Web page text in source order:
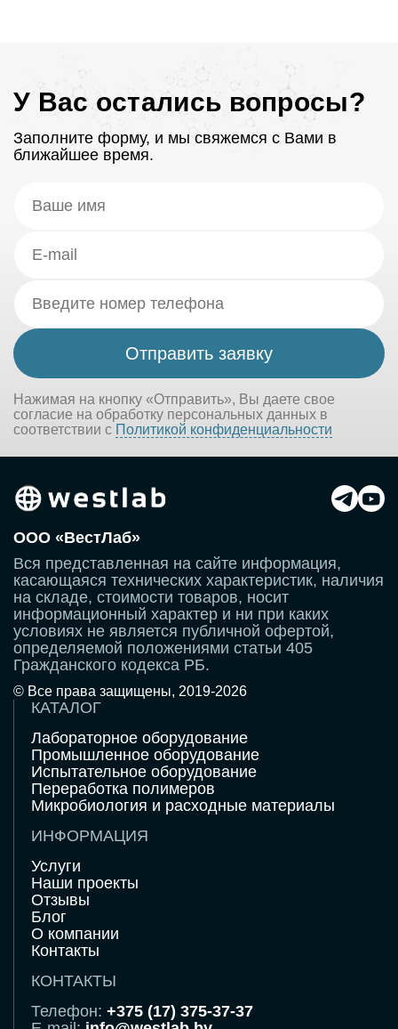
У Вас остались вопросы?
Заполните форму, и мы свяжемся с Вами в
ближайшее время.
Нажимая на кнопку «Отправить», Вы даете свое
согласие на обработку персональных данных в
соответствии с Политикой конфиденциальности
ООО «ВестЛаб»
Вся представленная на сайте информация,
касающаяся технических характеристик, наличия
на складе, стоимости товаров, носит
информационный характер и ни при каких
условиях не является публичной офертой,
определяемой положениями статьи 405
Гражданского кодекса РБ.
© Все права защищены, 2019-2026
КАТАЛОГ
Лабораторное оборудование
Промышленное оборудование
Испытательное оборудование
Переработка полимеров
Микробиология и расходные материалы
ИНФОРМАЦИЯ
Услуги
Наши проекты
Отзывы
Блог
О компании
Контакты
КОНТАКТЫ
Телефон: +375 (17) 375-37-37